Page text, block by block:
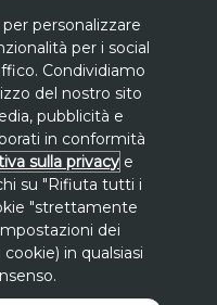
speciale.
prezzo più basso
www.avon.it, se
indicato.
Lorenzo valida
sul sito avon.it.
a fronte di una
personalizzare
per i social
Condividiamo
del nostro sito
pubblicità e
in conformità
sulla privacy e
su "Rifiuta tutti i
"strettamente
dei
in qualsiasi